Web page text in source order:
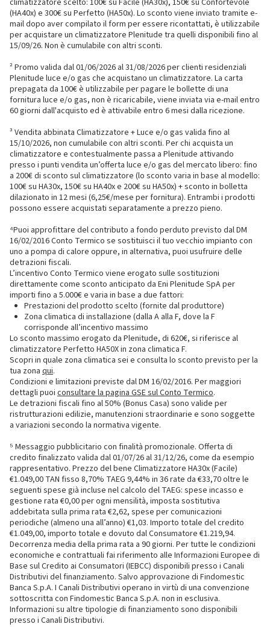
climatizzatore scelto: 100€ su Facile (HA30x), 150€ su Confortevole
(HA40x) e 300€ su Perfetto (HA50x). Lo sconto viene inviato tramite e-
mail dopo aver compilato il form per essere ricontattati, è utilizzabile
per acquistare un climatizzatore Plenitude tra quelli disponibili fino al
15/09/26. Non è cumulabile con altri sconti.
² Promo valida dal 01/06/2026 al 31/08/2026 per clienti residenziali
Plenitude luce e/o gas che acquistano un climatizzatore. La carta
prepagata da 100€ è utilizzabile per pagare le bollette di una
fornitura luce e/o gas, non è ricaricabile, viene inviata via e-mail entro
60 giorni dall'acquisto ed è attivabile entro 6 mesi dalla ricezione.
³ Vendita abbinata Climatizzatore + Luce e/o gas valida fino al
15/10/2026, non cumulabile con altri sconti. Per chi acquista un
climatizzatore e contestualmente passa a Plenitude attivando
presso i punti vendita un’offerta luce e/o gas del mercato libero: fino
a 200€ di sconto sul climatizzatore (lo sconto varia in base al modello:
100€ su HA30x, 150€ su HA40x e 200€ su HA50x) + sconto in bolletta
dilazionato in 12 mesi (6,25€/mese per fornitura). Entrambi i prodotti
possono essere acquistati separatamente a prezzo pieno.
⁴Puoi approfittare del contributo a fondo perduto previsto dal DM
16/02/2016 Conto Termico se sostituisci il tuo vecchio impianto con
uno a pompa di calore oppure, in alternativa, puoi usufruire delle
detrazioni fiscali.
L’incentivo Conto Termico viene erogato sulle sostituzioni
direttamente come sconto anticipato da Eni Plenitude SpA per
importi fino a 5.000€ e varia in base a due fattori:
Prestazioni del prodotto scelto (fornite dal produttore)
Zona climatica di installazione (dalla A alla F, dove la F
corrisponde all’incentivo massimo
Lo sconto massimo erogato da Plenitude, di 620€, si riferisce al
climatizzatore Perfetto HA50X in zona climatica F.
Scopri in quale zona climatica sei e consulta lo sconto previsto per la
tua zona qui.
Condizioni e limitazioni previste dal DM 16/02/2016. Per maggiori
dettagli puoi consultare la pagina GSE sul Conto Termico.
Le detrazioni fiscali fino al 50% (Bonus Casa) sono valide per
ristrutturazioni edilizie, manutenzioni straordinarie e sono soggette
a variazioni secondo la normativa vigente.
⁵ Messaggio pubblicitario con finalità promozionale. Offerta di
credito finalizzato valida dal 01/07/26 al 31/12/26, come da esempio
rappresentativo. Prezzo del bene Climatizzatore HA30x (Facile)
€1.049,00 TAN fisso 8,70% TAEG 9,44% in 36 rate da €33,70 oltre le
seguenti spese già incluse nel calcolo del TAEG: spese incasso e
gestione rata €0,00 per ogni mensilità, imposta sostitutiva
addebitata sulla prima rata €2,62, spese per comunicazioni
periodiche (almeno una all’anno) €1,03. Importo totale del credito
€1.049,00, importo totale e dovuto dal Consumatore €1.219,94.
Decorrenza media della prima rata a 90 giorni. Per tutte le condizioni
economiche e contrattuali fai riferimento alle Informazioni Europee di
Base sul Credito ai Consumatori (IEBCC) disponibili presso i Canali
Distributivi del finanziamento. Salvo approvazione di Findomestic
Banca S.p.A. I Canali Distributivi operano in virtù di una convenzione
sottoscritta con Findomestic Banca S.p.A. non in esclusiva.
Informazioni su altre tipologie di finanziamento sono disponibili
presso i Canali Distributivi.